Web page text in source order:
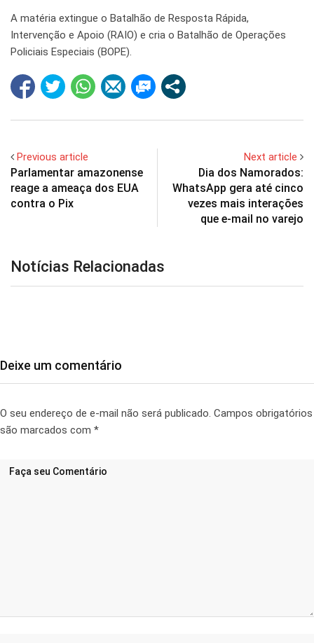
A matéria extingue o Batalhão de Resposta Rápida,
Intervenção e Apoio (RAIO) e cria o Batalhão de Operações
Policiais Especiais (BOPE).
Previous article
Parlamentar amazonense
reage a ameaça dos EUA
contra o Pix
Next article
Dia dos Namorados:
WhatsApp gera até cinco
vezes mais interações
que e-mail no varejo
Notícias Relacionadas
Deixe um comentário
O seu endereço de e-mail não será publicado. Campos obrigatórios
são marcados com *